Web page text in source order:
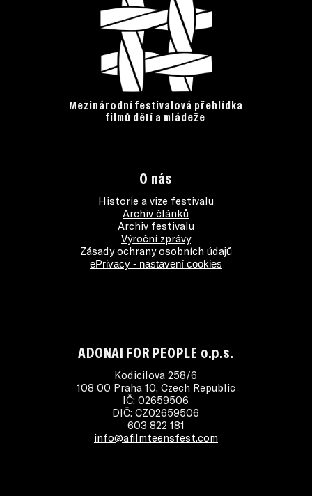
Mezinárodní festivalová přehlídka
filmů dětí a mládeže
O nás
Historie a vize festivalu
Archiv článků
Archiv festivalu
Výroční zprávy
Zásady ochrany osobních údajů
ePrivacy - nastavení cookies
ADONAI FOR PEOPLE o.p.s.
Kodicilova 258/6
108 00 Praha 10, Czech Republic
IČ: 02659506
DIČ: CZ02659506
603 822 181
info@afilmteensfest.com